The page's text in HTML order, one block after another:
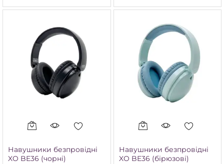
Навушники безпровідні
XO BE36 (чорні)
Навушники безпровідні
XO BE36 (бірюзові)